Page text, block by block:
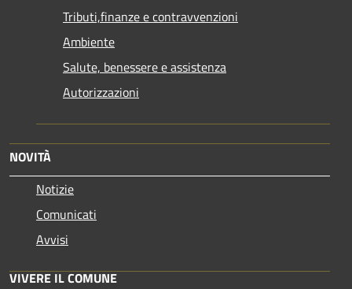
Tributi,finanze e contravvenzioni
Ambiente
Salute, benessere e assistenza
Autorizzazioni
NOVITÀ
Notizie
Comunicati
Avvisi
VIVERE IL COMUNE